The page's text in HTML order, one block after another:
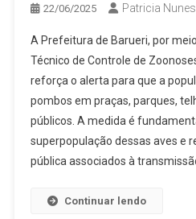
22/06/2025 Patricia Nunes
A Prefeitura de Barueri, por
Técnico de Controle de
reforça o alerta para que a
pombos em praças, parques,
públicos. A medida é
superpopulação dessas aves e
pública associados à
Continuar lendo